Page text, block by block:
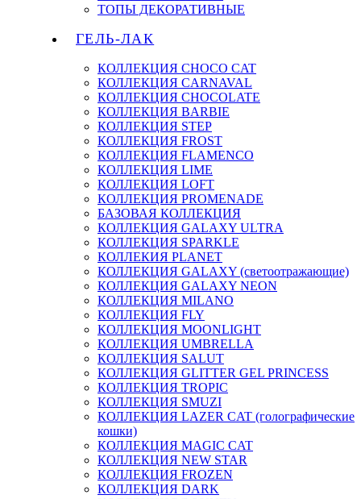
ТОПЫ ДЕКОРАТИВНЫЕ
ГЕЛЬ-ЛАК
КОЛЛЕКЦИЯ CHOCO CAT
КОЛЛЕКЦИЯ CARNAVAL
КОЛЛЕКЦИЯ CHOCOLATE
КОЛЛЕКЦИЯ BARBIE
КОЛЛЕКЦИЯ STEP
КОЛЛЕКЦИЯ FROST
КОЛЛЕКЦИЯ FLAMENCO
КОЛЛЕКЦИЯ LIME
КОЛЛЕКЦИЯ LOFT
КОЛЛЕКЦИЯ PROMENADE
БАЗОВАЯ КОЛЛЕКЦИЯ
КОЛЛЕКЦИЯ GALAXY ULTRA
КОЛЛЕКЦИЯ SPARKLE
КОЛЛЕКИЯ PLANET
КОЛЛЕКЦИЯ GALAXY (светоотражающие)
КОЛЛЕКЦИЯ GALAXY NEON
КОЛЛЕКЦИЯ MILANO
КОЛЛЕКЦИЯ FLY
КОЛЛЕКЦИЯ MOONLIGHT
КОЛЛЕКЦИЯ UMBRELLA
КОЛЛЕКЦИЯ SALUT
КОЛЛЕКЦИЯ GLITTER GEL PRINCESS
КОЛЛЕКЦИЯ TROPIC
КОЛЛЕКЦИЯ SMUZI
КОЛЛЕКЦИЯ LAZER CAT (голографические
кошки)
КОЛЛЕКЦИЯ MAGIC CAT
КОЛЛЕКЦИЯ NEW STAR
КОЛЛЕКЦИЯ FROZEN
КОЛЛЕКЦИЯ DARK